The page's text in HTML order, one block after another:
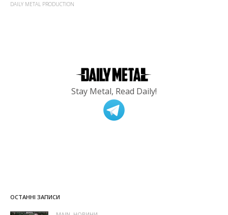
DAILY METAL PRODUCTION
Stay Metal, Read Daily!
ОСТАННІ ЗАПИСИ